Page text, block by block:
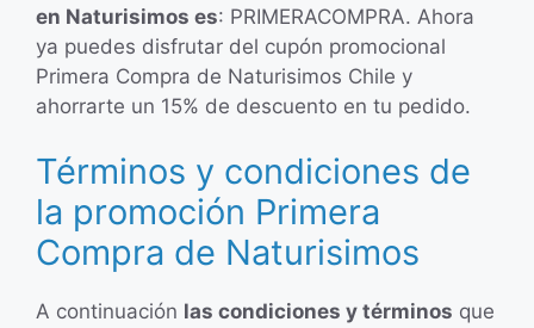
en Naturisimos es: PRIMERACOMPRA. Ahora
ya puedes disfrutar del cupón promocional
Primera Compra de Naturisimos Chile y
ahorrarte un 15% de descuento en tu pedido.
Términos y condiciones de
la promoción Primera
Compra de Naturisimos
A continuación las condiciones y términos que